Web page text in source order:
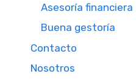
Asesoría financiera
Buena gestoría
Contacto
Nosotros